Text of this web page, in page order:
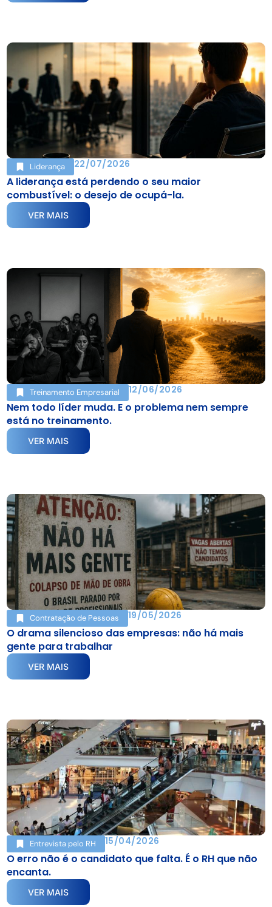
Liderança 22/07/2026
A liderança está perdendo o seu maior
combustível: o desejo de ocupá-la.
VER MAIS
Treinamento Empresarial 12/06/2026
Nem todo líder muda. E o problema nem sempre
está no treinamento.
VER MAIS
Contratação de Pessoas 19/05/2026
O drama silencioso das empresas: não há mais
gente para trabalhar
VER MAIS
Entrevista pelo RH 15/04/2026
O erro não é o candidato que falta. É o RH que não
encanta.
VER MAIS